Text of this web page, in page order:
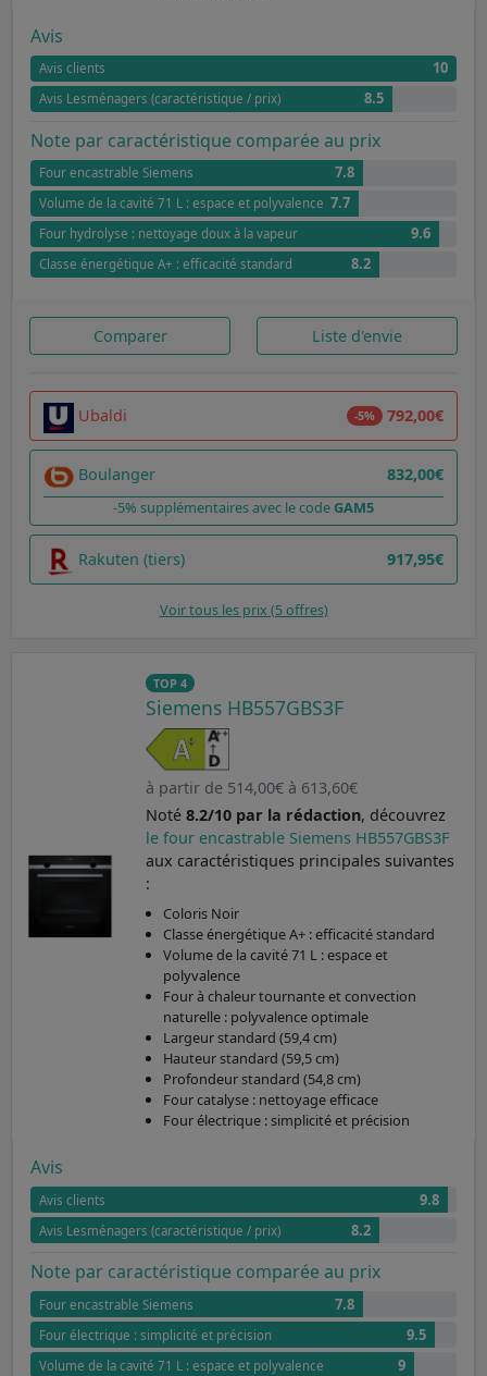
Avis
Avis clients 10
Avis Lesménagers (caractéristique / prix) 8.5
Note par caractéristique comparée au prix
Four encastrable Siemens 7.8
Volume de la cavité 71 L : espace et polyvalence 7.7
Four hydrolyse : nettoyage doux à la vapeur 9.6
Classe énergétique A+ : efficacité standard 8.2
Comparer Liste d'envie
Ubaldi -5% 792,00€
Boulanger 832,00€
-5% supplémentaires avec le codeGAM5
Rakuten (tiers) 917,95€
Voir tous les prix (5 offres)
TOP 4
Siemens HB557GBS3F
à partir de 514,00€ à 613,60€
Noté 8.2/10 par la rédaction, découvrez
le four encastrable Siemens HB557GBS3F
aux caractéristiques principales suivantes
:
Coloris Noir
Classe énergétique A+ : efficacité standard
Volume de la cavité 71 L : espace et
polyvalence
Four à chaleur tournante et convection
naturelle : polyvalence optimale
Largeur standard (59,4 cm)
Hauteur standard (59,5 cm)
Profondeur standard (54,8 cm)
Four catalyse : nettoyage efficace
Four électrique : simplicité et précision
Avis
Avis clients 9.8
Avis Lesménagers (caractéristique / prix) 8.2
Note par caractéristique comparée au prix
Four encastrable Siemens 7.8
Four électrique : simplicité et précision 9.5
Volume de la cavité 71 L : espace et polyvalence 9